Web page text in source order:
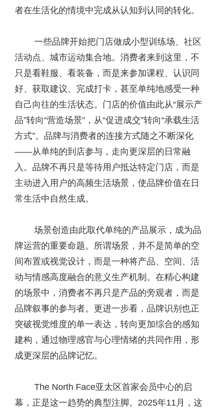
者在生活化的情境中完成从认知到认同的转化。
一些品牌开始把门店做成小型训练场、社区
活动点、城市运动集合地。消费者来到这里，不
只是看鞋服、看装备，而是来参加课程、认识同
好、获取建议、完成打卡，甚至单纯地感受一种
自己向往的生活状态。门店的价值由此从“展示产
品”转向“营造场景”，从“促进成交”转向“承载生活
方式”。品牌与消费者的连接方式随之不断深化
——从单纯的到店参与，走向更深层的日常融
入。品牌不再只是等待用户抵达特定门店，而是
主动进入用户的高频生活场景，使品牌价值在日
常生活中自然生成。
场景创造由此取代单纯的产品展示，成为品
牌运营的重要命题。所谓场景，并不是简单的空
间布置或视觉设计，而是一种将产品、空间、活
动与情感高度融合的意义生产机制。在精心构建
的场景中，消费者不再只是产品的旁观者，而是
品牌叙事的参与者。更进一步看，品牌识别也正
突破视觉维度的单一表达，转向更加综合的感知
建构，通过物理感官与心理情绪的共同作用，形
成更深层的品牌记忆。
The North Face亚太区首家会员中心的启
幕，正是这一趋势的典型注脚。2025年11月，这